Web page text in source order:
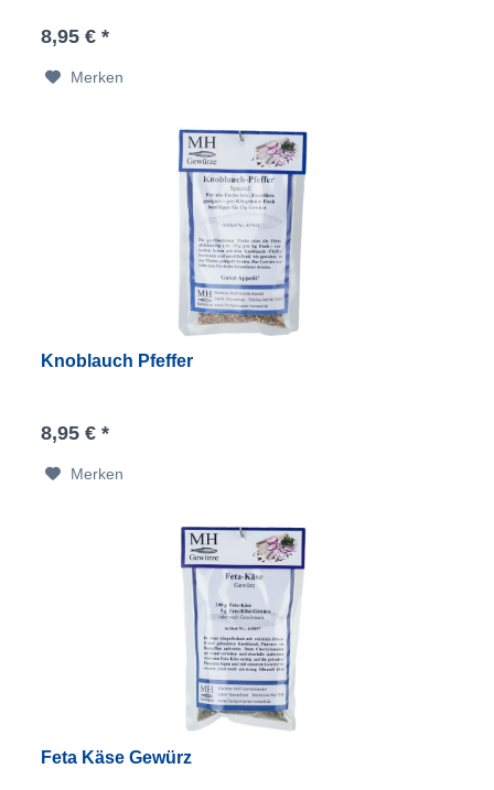
8,95 € *
Merken
Knoblauch Pfeffer
8,95 € *
Merken
Feta Käse Gewürz